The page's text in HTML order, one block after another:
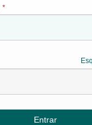
*